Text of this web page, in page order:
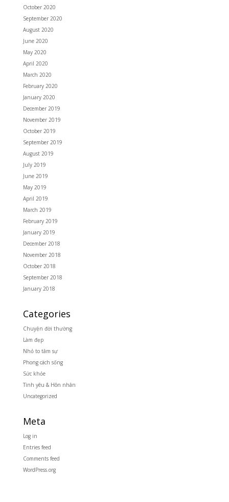
October 2020
September 2020
August 2020
June 2020
May 2020
April 2020
March 2020
February 2020
January 2020
December 2019
November 2019
October 2019
September 2019
August 2019
July 2019
June 2019
May 2019
April 2019
March 2019
February 2019
January 2019
December 2018
November 2018
October 2018
September 2018
January 2018
Categories
Chuyện đời thường
Làm đẹp
Nhỏ to tâm sự
Phong cách sống
Sức khỏe
Tình yêu & Hôn nhân
Uncategorized
Meta
Log in
Entries feed
Comments feed
WordPress.org